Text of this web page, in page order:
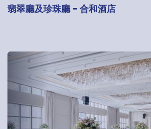
翡翠廳及珍珠廳 - 合和酒店